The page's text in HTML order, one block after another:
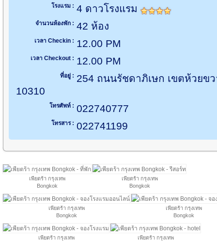
โรงแรม : 4 ดาวโรงแรม
จำนวนห้องพัก : 42 ห้อง
เวลา Checkin : 12.00 PM
เวลา Checkout : 12.00 PM
ที่อยู่ : 254 ถนนรัชดาภิเษก เขตห้วยข
10310
โทรศัพท์ : 022740777
โทรสาร : 022741199
เพียตร้า กรุงเทพ
Bongkok
เพียตร้า กรุงเทพ
Bongkok
เพียตร้า กรุงเทพ
Bongkok
เพียตร้า กรุงเทพ
Bongkok
เพียตร้า กรุงเทพ
เพียตร้า กรุงเทพ